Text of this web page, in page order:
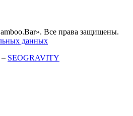
Все права защищены.
данных
– SEOGRAVITY